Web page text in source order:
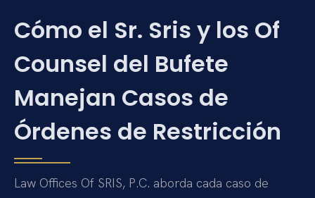
Cómo el Sr. Sris y los Of
Counsel del Bufete
Manejan Casos de
Órdenes de Restricción
Law Offices Of SRIS, P.C. aborda cada caso de